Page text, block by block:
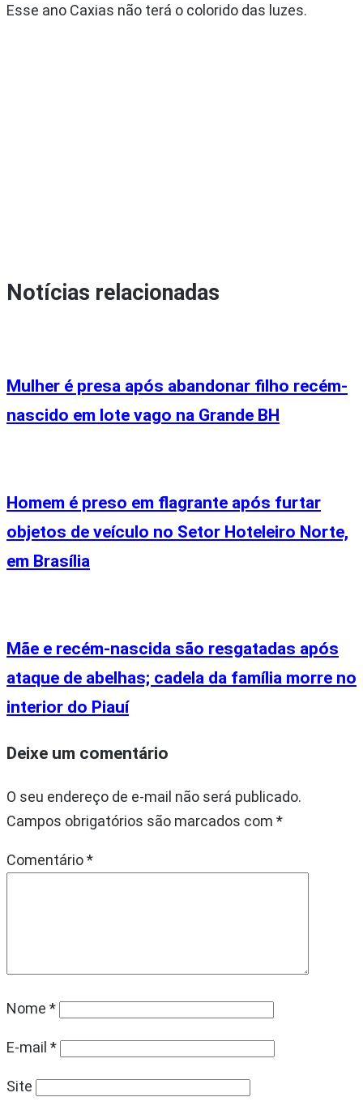
Esse ano Caxias não terá o colorido das luzes.
Notícias relacionadas
Mulher é presa após abandonar filho recém-
nascido em lote vago na Grande BH
Homem é preso em flagrante após furtar
objetos de veículo no Setor Hoteleiro Norte,
em Brasília
Mãe e recém-nascida são resgatadas após
ataque de abelhas; cadela da família morre no
interior do Piauí
Deixe um comentário
O seu endereço de e-mail não será publicado.
Campos obrigatórios são marcados com *
Comentário*
Nome *
E-mail *
Site